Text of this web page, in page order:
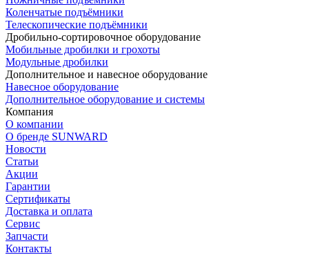
Коленчатые подъёмники
Телескопические подъёмники
Дробильно-сортировочное оборудование
Мобильные дробилки и грохоты
Модульные дробилки
Дополнительное и навесное оборудование
Навесное оборудование
Дополнительное оборудование и системы
Компания
О компании
О бренде SUNWARD
Новости
Статьи
Акции
Гарантии
Сертификаты
Доставка и оплата
Сервис
Запчасти
Контакты